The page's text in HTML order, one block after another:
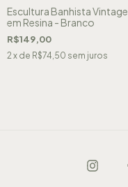
Escultura Banhista Vintage
em Resina - Branco
R$149,00
2x de R$74,50 sem juros